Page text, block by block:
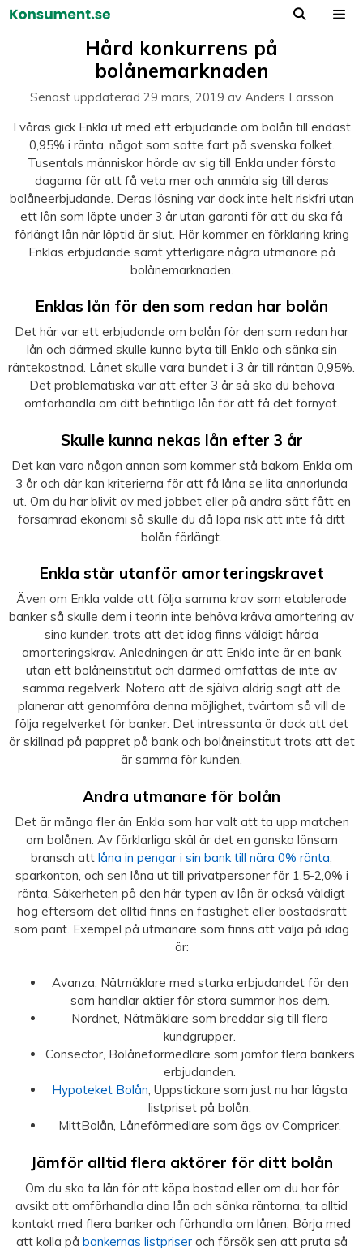
innehåll
Hård konkurrens på
bolånemarknaden
Senast uppdaterad 29 mars, 2019 av Anders Larsson
I våras gick Enkla ut med ett erbjudande om bolån till endast
0,95% i ränta, något som satte fart på svenska folket.
Tusentals människor hörde av sig till Enkla under första
dagarna för att få veta mer och anmäla sig till deras
bolåneerbjudande. Deras lösning var dock inte helt riskfri utan
ett lån som löpte under 3 år utan garanti för att du ska få
förlängt lån när löptid är slut. Här kommer en förklaring kring
Enklas erbjudande samt ytterligare några utmanare på
bolånemarknaden.
Enklas lån för den som redan har bolån
Det här var ett erbjudande om bolån för den som redan har
lån och därmed skulle kunna byta till Enkla och sänka sin
räntekostnad. Lånet skulle vara bundet i 3 år till räntan 0,95%.
Det problematiska var att efter 3 år så ska du behöva
omförhandla om ditt befintliga lån för att få det förnyat.
Skulle kunna nekas lån efter 3 år
Det kan vara någon annan som kommer stå bakom Enkla om
3 år och där kan kriterierna för att få låna se lita annorlunda
ut. Om du har blivit av med jobbet eller på andra sätt fått en
försämrad ekonomi så skulle du då löpa risk att inte få ditt
bolån förlängt.
Enkla står utanför amorteringskravet
Även om Enkla valde att följa samma krav som etablerade
banker så skulle dem i teorin inte behöva kräva amortering av
sina kunder, trots att det idag finns väldigt hårda
amorteringskrav. Anledningen är att Enkla inte är en bank
utan ett bolåneinstitut och därmed omfattas de inte av
samma regelverk. Notera att de själva aldrig sagt att de
planerar att genomföra denna möjlighet, tvärtom så vill de
följa regelverket för banker. Det intressanta är dock att det
är skillnad på pappret på bank och bolåneinstitut trots att det
är samma för kunden.
Andra utmanare för bolån
Det är många fler än Enkla som har valt att ta upp matchen
om bolånen. Av förklarliga skäl är det en ganska lönsam
bransch att låna in pengar i sin bank till nära 0% ränta
sparkonton, och sen låna ut till privatpersoner för 1,5-2,0% i
ränta. Säkerheten på den här typen av lån är också väldigt
hög eftersom det alltid finns en fastighet eller bostadsrätt
som pant. Exempel på utmanare som finns att välja på idag
är:
Avanza, Nätmäklare med starka erbjudandet för den
som handlar aktier för stora summor hos dem.
Nordnet, Nätmäklare som breddar sig till flera
kundgrupper.
Consector, Bolåneförmedlare som jämför flera bankers
erbjudanden.
Hypoteket Bolån, Uppstickare som just nu har lägsta
listpriset på bolån.
MittBolån, Låneförmedlare som ägs av Compricer.
Jämför alltid flera aktörer för ditt bolån
Om du ska ta lån för att köpa bostad eller om du har för
avsikt att omförhandla dina lån och sänka räntorna, ta alltid
kontakt med flera banker och förhandla om lånen. Börja med
att kolla på bankernas listpriseroch försök sen att pruta så